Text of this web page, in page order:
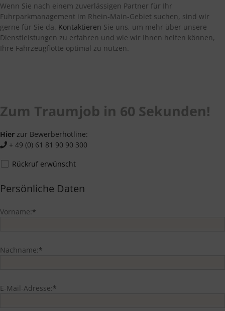
Wenn Sie nach einem zuverlässigen Partner für Ihr
Fuhrparkmanagement im Rhein-Main-Gebiet suchen, sind wir
gerne für Sie da. Kontaktieren Sie uns, um mehr über unsere
Dienstleistungen zu erfahren und wie wir Ihnen helfen können,
Ihre Fahrzeugflotte optimal zu nutzen.
Zum Traumjob in 60 Sekunden!
Hierzur Bewerberhotline:
+ 49 (0) 61 81 90 90 300
Rückruf erwünscht
Persönliche Daten
Vorname:*
Nachname:*
E-Mail-Adresse:*